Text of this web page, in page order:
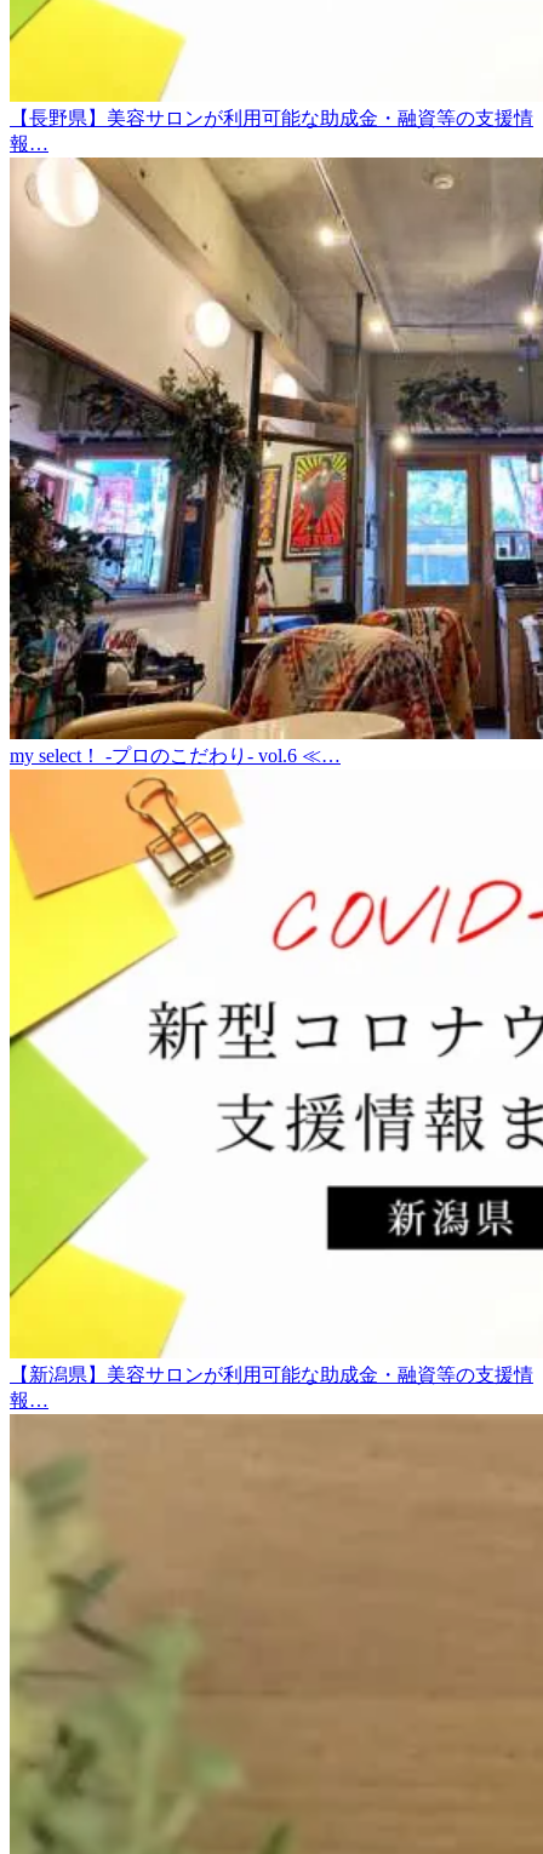
【長野県】美容サロンが利用可能な助成金・融資等の支援情
報…
my select！ -プロのこだわり- vol.6 ≪…
【新潟県】美容サロンが利用可能な助成金・融資等の支援情
報…